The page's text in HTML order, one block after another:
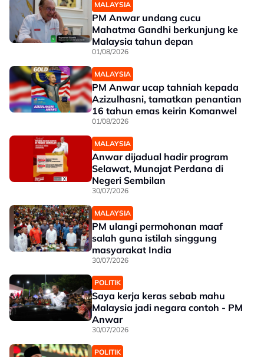
MALAYSIA
PM Anwar undang cucu
Mahatma Gandhi berkunjung ke
Malaysia tahun depan
01/08/2026
MALAYSIA
PM Anwar ucap tahniah kepada
Azizulhasni, tamatkan penantian
16 tahun emas keirin Komanwel
01/08/2026
MALAYSIA
Anwar dijadual hadir program
Selawat, Munajat Perdana di
Negeri Sembilan
30/07/2026
MALAYSIA
PM ulangi permohonan maaf
salah guna istilah singgung
masyarakat India
30/07/2026
POLITIK
Saya kerja keras sebab mahu
Malaysia jadi negara contoh - PM
Anwar
30/07/2026
POLITIK